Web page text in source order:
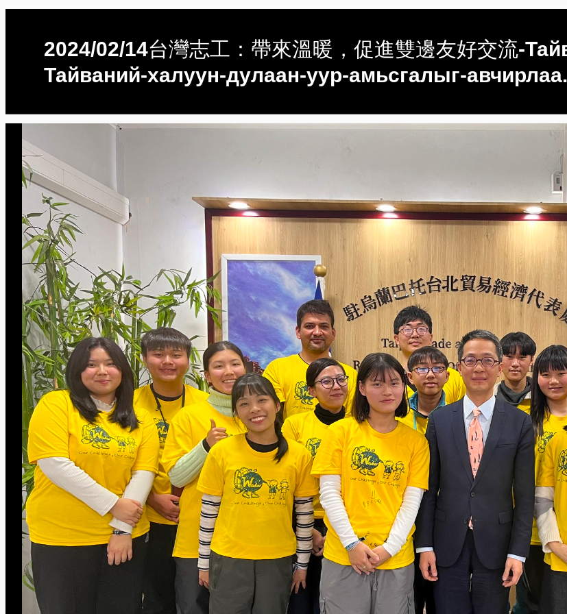
2024/02/14台灣志工：帶來溫暖，促進雙邊友好交流-
Тайваний-халуун-дулаан-уур-амьсгалыг-авчирлаа.